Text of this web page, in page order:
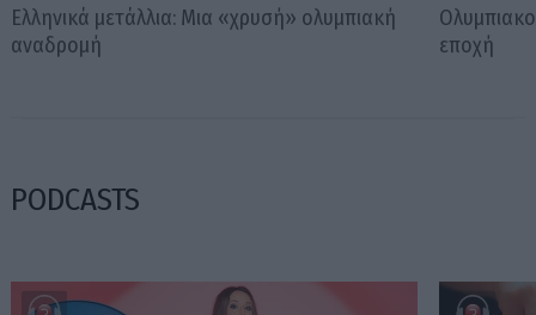
Ελληνικά μετάλλια: Μια «χρυσή» ολυμπιακή
αναδρομή
εποχή
PODCASTS